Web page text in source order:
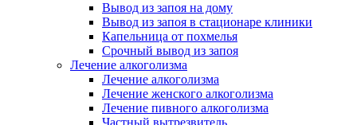
Вывод из запоя на дому
Вывод из запоя в стационаре клиники
Капельница от похмелья
Срочный вывод из запоя
Лечение алкоголизма
Лечение алкоголизма
Лечение женского алкоголизма
Лечение пивного алкоголизма
Частный вытрезвитель